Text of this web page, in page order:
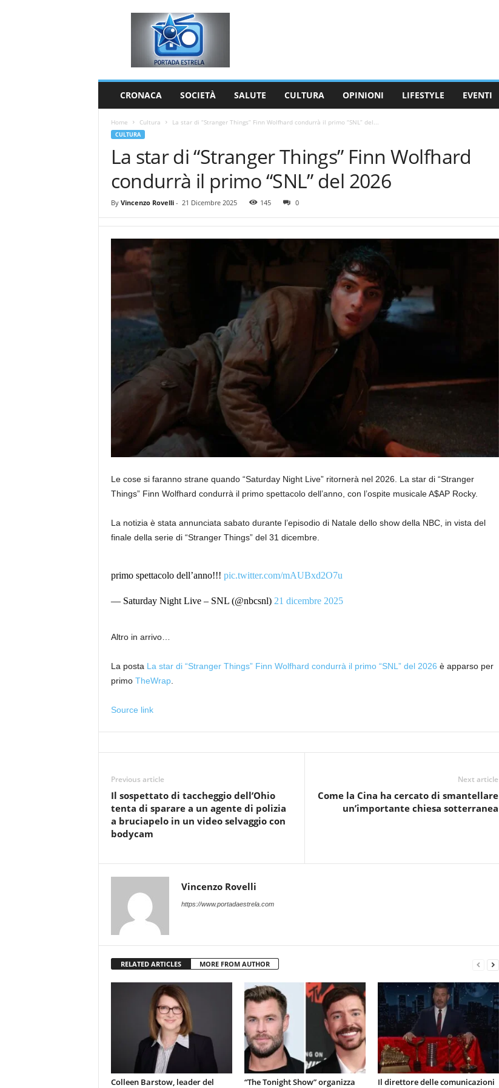
CRONACA SOCIETÀ SALUTE CULTURA OPINIONI LIFESTYLE EVENTI
Home Cultura La star di “Stranger Things” Finn Wolfhard condurrà il primo “SNL” del...
CULTURA
La star di “Stranger Things” Finn Wolfhard
condurrà il primo “SNL” del 2026
By Vincenzo Rovelli- 21 Dicembre 2025 145 0
Le cose si faranno strane quando “Saturday Night Live” ritornerà nel 2026. La star di “Stranger
Things” Finn Wolfhard condurrà il primo spettacolo dell’anno, con l’ospite musicale A$AP Rocky.
La notizia è stata annunciata sabato durante l’episodio di Natale dello show della NBC, in vista del
finale della serie di “Stranger Things” del 31 dicembre.
primo spettacolo dell’anno!!! pic.twitter.com/mAUBxd2O7u
— Saturday Night Live – SNL (@nbcsnl) 21 dicembre 2025
Altro in arrivo…
La posta La star di “Stranger Things” Finn Wolfhard condurrà il primo “SNL” del 2026 è apparso per
primo TheWrap.
Source link
Previous article
Il sospettato di taccheggio dell’Ohio
tenta di sparare a un agente di polizia
a bruciapelo in un video selvaggio con
bodycam
Next article
Come la Cina ha cercato di smantellare
un’importante chiesa sotterranea
Vincenzo Rovelli
https://www.portadaestrela.com
RELATED ARTICLES MORE FROM AUTHOR
Colleen Barstow, leader del
“The Tonight Show” organizza
Il direttore delle comunicazioni